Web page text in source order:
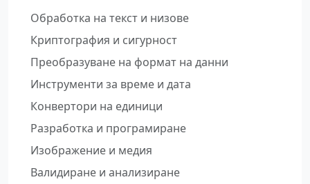
Обработка на текст и низове
Криптография и сигурност
Преобразуване на формат на данни
Инструменти за време и дата
Конвертори на единици
Разработка и програмиране
Изображение и медия
Валидиране и анализиране